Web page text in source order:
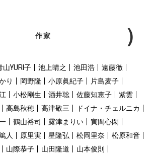
作家
山YURI子 池上晴之 池田浩
遠藤徹
り 岡野隆 小原眞紀子
片島麦子
小松剛生 酒井聡 佐藤知恵子
紫雲
高島秋穂 高津敬三
ドイナ・チェルニカ
鶴山裕司 露津まりい
寅間心閑
人 原里実 星隆弘 松岡里奈
松原和音
山際恭子 山田隆道
山本俊則